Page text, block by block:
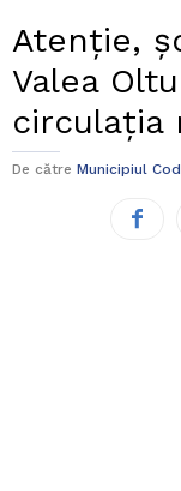
Atenție,
Valea
circulația
De către Municipiul